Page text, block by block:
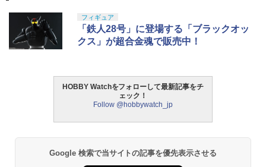
フィギュア
「鉄人28号」に登場する「ブラックオッ
クス」が超合金魂で販売中！
HOBBY Watchをフォローして最新記事をチ
ェック！
Follow @hobbywatch_jp
Google 検索で当サイトの記事を優先表示させる